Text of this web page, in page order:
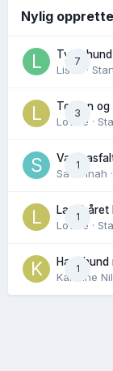
Nylig
7
Tynn hund
Lisen
·
3
Torden og
Lovise ·
1
Varm
Savannah
1
Langhåret
Lovise ·
1
Karoline